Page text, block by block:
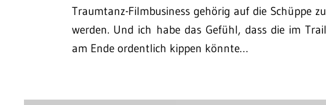
Traumtanz-Filmbusiness gehörig auf die Schüppe
werden. Und ich habe das Gefühl, dass die im
am Ende ordentlich kippen könnte…